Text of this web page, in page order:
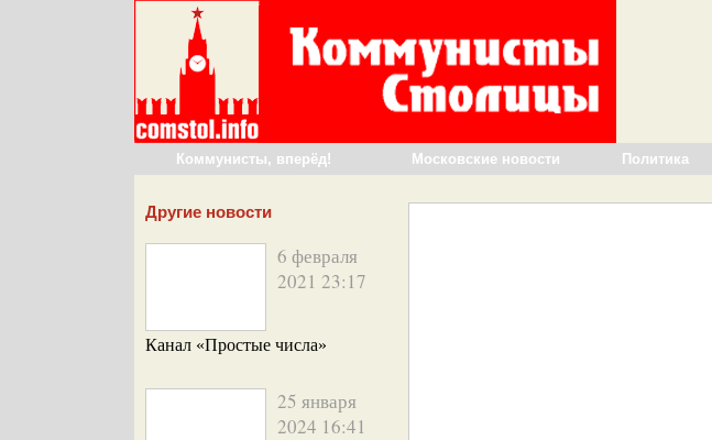
Коммунисты, вперёд! Московские новости Политика
Другие новости
6 февраля
2021 23:17
Канал «Простые числа»
25 января
2024 16:41